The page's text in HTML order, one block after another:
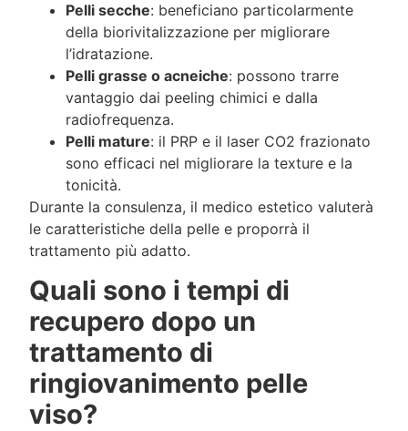
Pelli secche: beneficiano particolarmente
della biorivitalizzazione per migliorare
l’idratazione.
Pelli grasse o acneiche: possono trarre
vantaggio dai peeling chimici e dalla
radiofrequenza.
Pelli mature: il PRP e il laser CO2 frazionato
sono efficaci nel migliorare la texture e la
tonicità.
Durante la consulenza, il medico estetico valuterà
le caratteristiche della pelle e proporrà il
trattamento più adatto.
Quali sono i tempi di
recupero dopo un
trattamento di
ringiovanimento pelle
viso?